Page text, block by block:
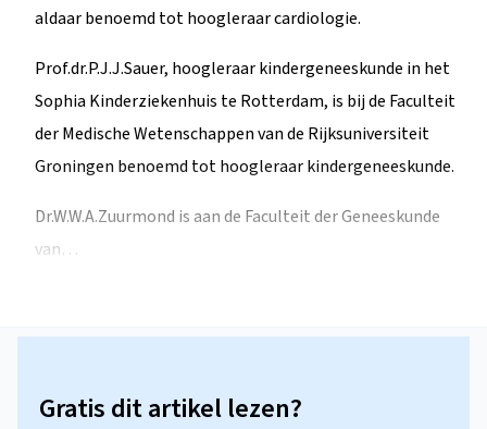
aldaar benoemd tot hoogleraar cardiologie.
Prof.dr.P.J.J.Sauer, hoogleraar kindergeneeskunde in het
Sophia Kinderziekenhuis te Rotterdam, is bij de Faculteit
der Medische Wetenschappen van de Rijksuniversiteit
Groningen benoemd tot hoogleraar kindergeneeskunde.
Dr.W.W.A.Zuurmond is aan de Faculteit der Geneeskunde
van…
Gratis dit artikel lezen?